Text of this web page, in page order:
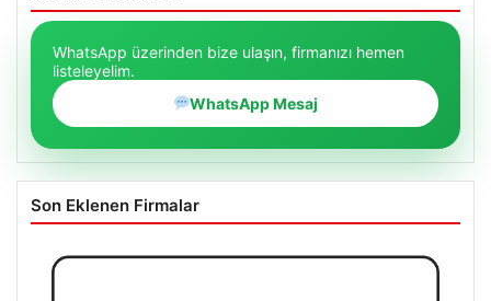
WhatsApp üzerinden bize ulaşın, firmanızı hemen
listeleyelim.
WhatsApp Mesaj
Son Eklenen Firmalar